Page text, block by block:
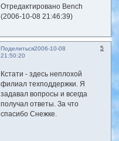
Отредактировано Bench
(2006-10-08 21:46:39)
Поделиться 5
2006-10-08
21:50:20
Кстати - здесь неплохой
филиал техподдержки. Я
задавал вопросы и всегда
получал ответы. За что
спасибо Снежке.